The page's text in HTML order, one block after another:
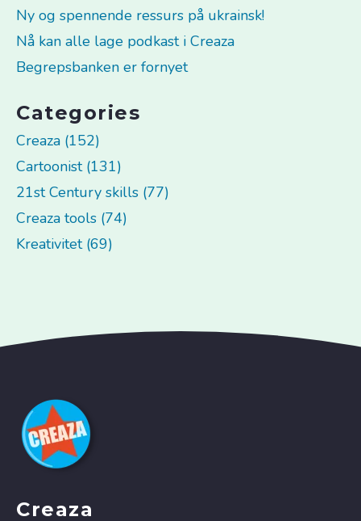
Ny og spennende ressurs på ukrainsk!
Nå kan alle lage podkast i Creaza
Begrepsbanken er fornyet
Categories
Creaza (152)
Cartoonist (131)
21st Century skills (77)
Creaza tools (74)
Kreativitet (69)
Creaza